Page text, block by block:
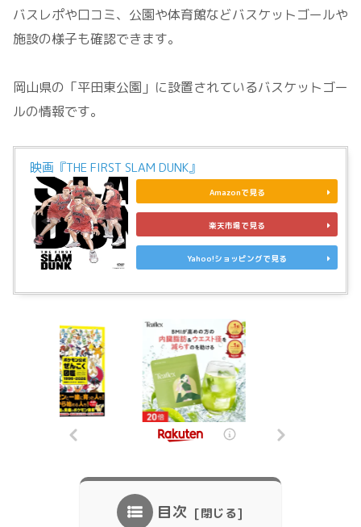
バスレポや口コミ、公園や体育館などバスケットゴールや
施設の様子も確認できます。
岡山県の「平田東公園」に設置されているバスケットゴー
ルの情報です。
映画『THE FIRST SLAM DUNK』
Amazonで見る
楽天市場で見る
Yahoo!ショッピングで見る
目次